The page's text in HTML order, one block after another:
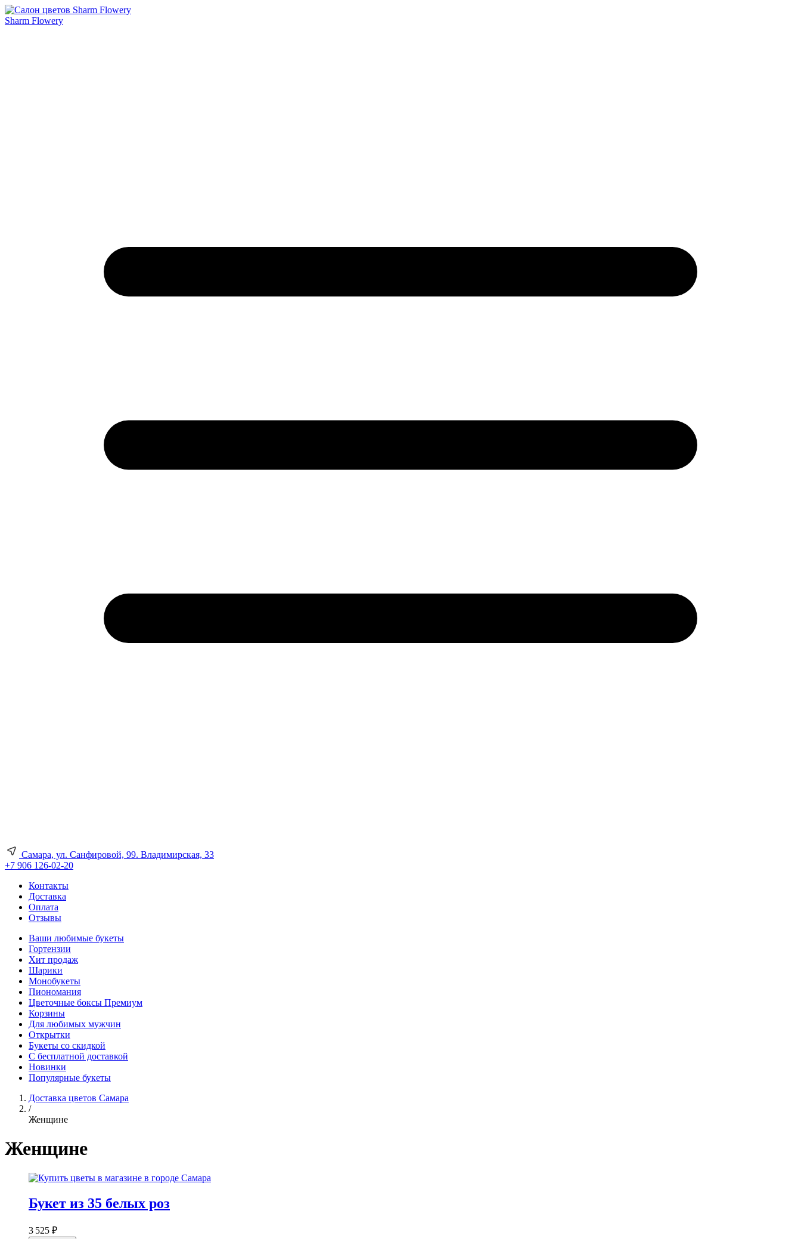
Sharm Flowery
Самара, ул. Санфировой, 99. Владимирская, 33
+7 906 126-02-20
Контакты
Доставка
Оплата
Отзывы
Ваши любимые букеты
Гортензии
Хит продаж
Шарики
Монобукеты
Пиономания
Цветочные боксы Премиум
Корзины
Для любимых мужчин
Открытки
Букеты со скидкой
С бесплатной доставкой
Новинки
Популярные букеты
Доставка цветов Самара
/
Женщине
Женщине
Букет из 35 белых роз
3 525 ₽